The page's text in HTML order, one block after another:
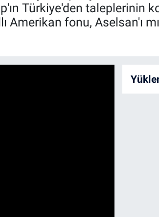
Türkiye'den taleplerinin
Amerikan fonu, Aselsan'ı